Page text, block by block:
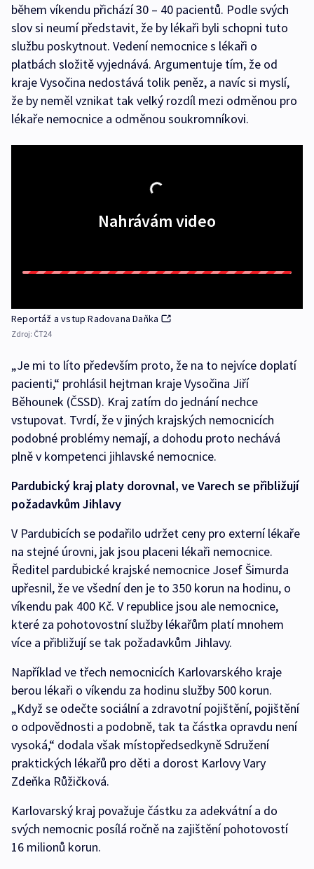
během víkendu přichází 30 – 40 pacientů. Podle svých
slov si neumí představit, že by lékaři byli schopni tuto
službu poskytnout. Vedení nemocnice s lékaři o
platbách složitě vyjednává. Argumentuje tím, že od
kraje Vysočina nedostává tolik peněz, a navíc si myslí,
že by neměl vznikat tak velký rozdíl mezi odměnou pro
lékaře nemocnice a odměnou soukromníkovi.
Nahrávám video
Reportáž a vstup Radovana Daňka
Zdroj: ČT24
„Je mi to líto především proto, že na to nejvíce doplatí
pacienti,“ prohlásil hejtman kraje Vysočina Jiří
Běhounek (ČSSD). Kraj zatím do jednání nechce
vstupovat. Tvrdí, že v jiných krajských nemocnicích
podobné problémy nemají, a dohodu proto nechává
plně v kompetenci jihlavské nemocnice.
Pardubický kraj platy dorovnal, ve Varech se přibližují
požadavkům Jihlavy
V Pardubicích se podařilo udržet ceny pro externí lékaře
na stejné úrovni, jak jsou placeni lékaři nemocnice.
Ředitel pardubické krajské nemocnice Josef Šimurda
upřesnil, že ve všední den je to 350 korun na hodinu, o
víkendu pak 400 Kč. V republice jsou ale nemocnice,
které za pohotovostní služby lékařům platí mnohem
více a přibližují se tak požadavkům Jihlavy.
Například ve třech nemocnicích Karlovarského kraje
berou lékaři o víkendu za hodinu služby 500 korun.
„Když se odečte sociální a zdravotní pojištění, pojištění
o odpovědnosti a podobně, tak ta částka opravdu není
vysoká,“ dodala však místopředsedkyně Sdružení
praktických lékařů pro děti a dorost Karlovy Vary
Zdeňka Růžičková.
Karlovarský kraj považuje částku za adekvátní a do
svých nemocnic posílá ročně na zajištění pohotovostí
16 milionů korun.